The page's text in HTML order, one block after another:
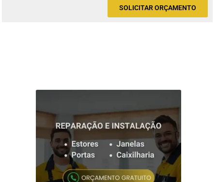
SOLICITAR ORÇAMENTO